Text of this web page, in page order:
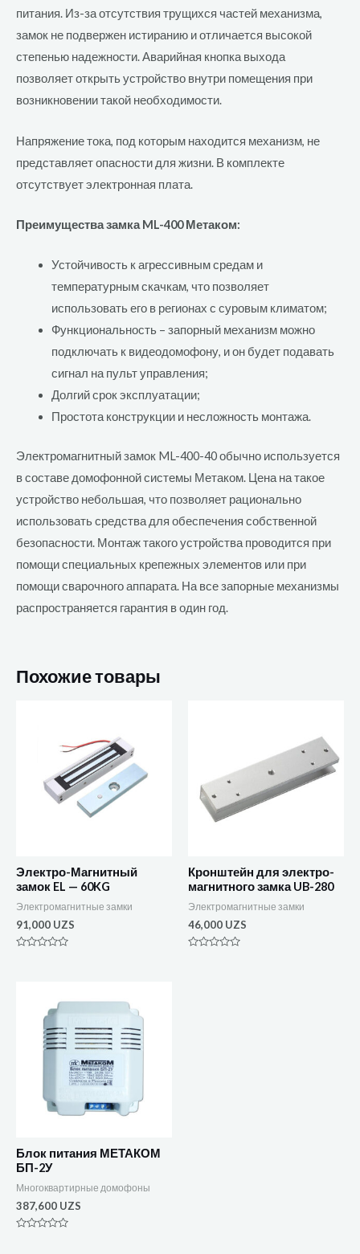
питания. Из-за отсутствия трущихся частей механизма,
замок не подвержен истиранию и отличается высокой
степенью надежности. Аварийная кнопка выхода
позволяет открыть устройство внутри помещения при
возникновении такой необходимости.
Напряжение тока, под которым находится механизм, не
представляет опасности для жизни. В комплекте
отсутствует электронная плата.
Преимущества замка ML-400 Метаком:
Устойчивость к агрессивным средам и
температурным скачкам, что позволяет
использовать его в регионах с суровым климатом;
Функциональность – запорный механизм можно
подключать к видеодомофону, и он будет подавать
сигнал на пульт управления;
Долгий срок эксплуатации;
Простота конструкции и несложность монтажа.
Электромагнитный замок ML-400-40 обычно используется
в составе домофонной системы Метаком. Цена на такое
устройство небольшая, что позволяет рационально
использовать средства для обеспечения собственной
безопасности. Монтаж такого устройства проводится при
помощи специальных крепежных элементов или при
помощи сварочного аппарата. На все запорные механизмы
распространяется гарантия в один год.
Похожие товары
Электро-Магнитный
замок EL — 60KG
Электромагнитные замки
91,000 UZS
Кронштейн для электро-
магнитного замка UB-280
Электромагнитные замки
46,000 UZS
Блок питания МЕТАКОМ
БП-2У
Многоквартирные домофоны
387,600 UZS